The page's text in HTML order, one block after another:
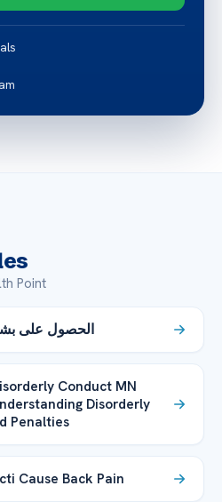
Point
الحصول على بشرة
Conduct MN
Disorderly
Penalties
Cause Back Pain